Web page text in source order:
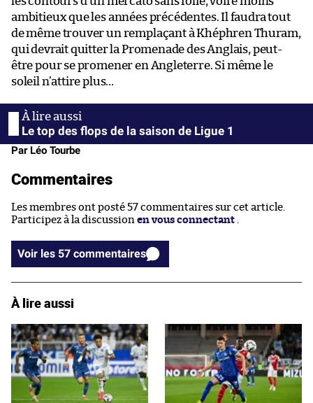
ambitieux que les années précédentes. Il faudra tout
de même trouver un remplaçant à Khéphren Thuram,
qui devrait quitter la Promenade des Anglais, peut-
être pour se promener en Angleterre. Si même le
soleil n’attire plus…
Le top des flops de la saison de Ligue 1
Par Léo Tourbe
Commentaires
Les membres ont posté 57 commentaires sur cet article.
Participez à la discussion en vous connectant
Voir les 57 commentaires
À lire aussi